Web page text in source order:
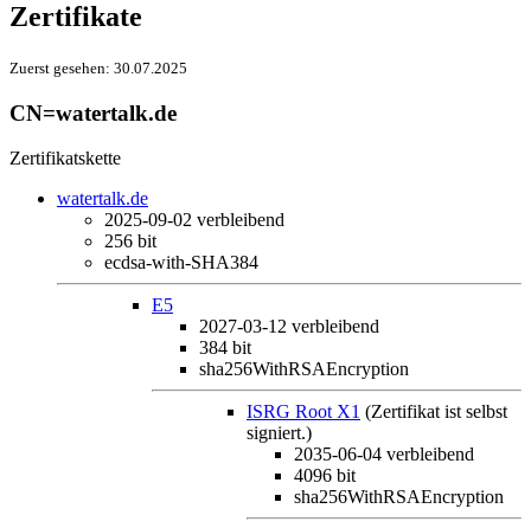
Zertifikate
Zuerst gesehen: 30.07.2025
CN=watertalk.de
Zertifikatskette
watertalk.de
2025-09-02 verbleibend
256 bit
ecdsa-with-SHA384
E5
2027-03-12 verbleibend
384 bit
sha256WithRSAEncryption
ISRG Root X1 (Zertifikat ist selbst
signiert.)
2035-06-04 verbleibend
4096 bit
sha256WithRSAEncryption